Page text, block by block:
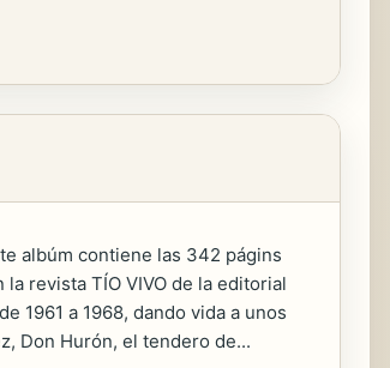
albúm contiene las 342 págins
revista TÍO VIVO de la editorial
1961 a 1968, dando vida a unos
Don Hurón, el tendero de...